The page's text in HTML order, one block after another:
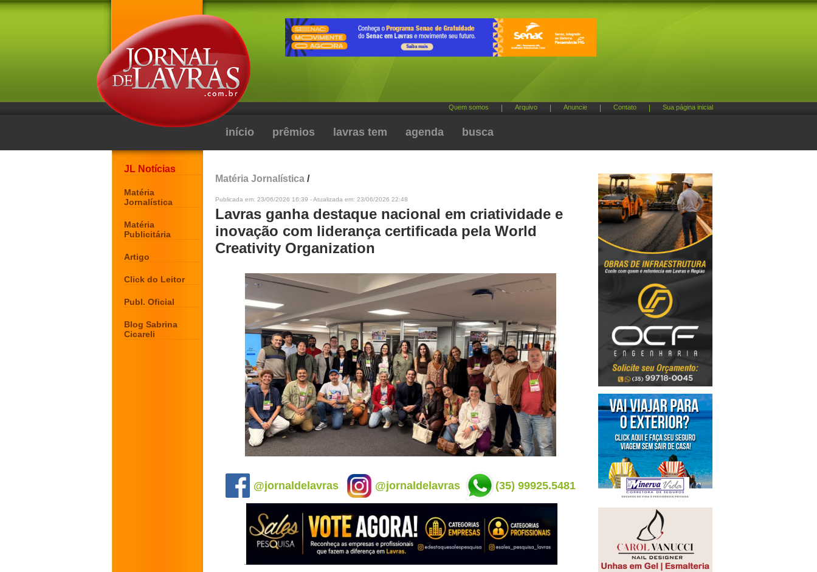
Quem somos Arquivo Anuncie Contato Sua página inicial
início prêmios lavras tem agenda busca
JL Notícias
Matéria
Jornalística
Matéria
Publicitária
Artigo
Click do Leitor
Publ. Oficial
Blog Sabrina
Cicareli
Matéria Jornalística /
Publicada em: 23/06/2026 16:39 - Atualizada em: 23/06/2026 22:48
Lavras ganha destaque nacional em criatividade e
inovação com liderança certificada pela World
Creativity Organization
@jornaldelavras @jornaldelavras (35) 99925.5481